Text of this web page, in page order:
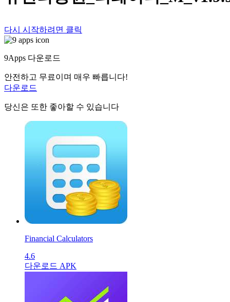
다시 시작하려면 클릭
9Apps 다운로드
안전하고 무료이며 매우 빠릅니다!
다운로드
당신은 또한 좋아할 수 있습니다
Financial Calculators
4.6
다운로드 APK